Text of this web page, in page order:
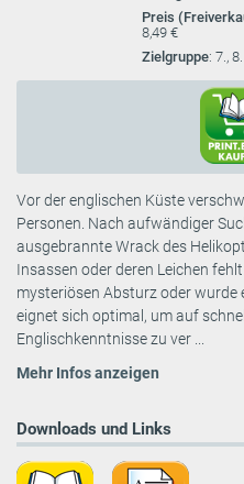
Preis
8,49 €
Zielgruppe: 7.,
Vor der englischen Küste
Personen. Nach aufwändiger
ausgebrannte Wrack des
Insassen oder deren Leichen
mysteriösen Absturz oder wurde
eignet sich optimal, um auf
Englischkenntnisse zu ver ...
Mehr Infos anzeigen
Downloads und Links